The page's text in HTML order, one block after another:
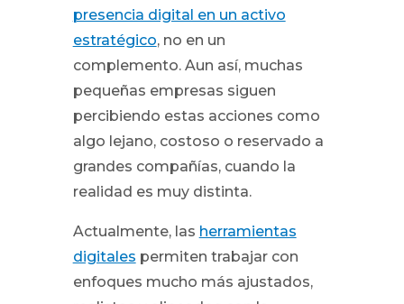
presencia digital en un activo
estratégico, no en un
complemento. Aun así, muchas
pequeñas empresas siguen
percibiendo estas acciones como
algo lejano, costoso o reservado a
grandes compañías, cuando la
realidad es muy distinta.
Actualmente, las herramientas
digitales permiten trabajar con
enfoques mucho más ajustados,